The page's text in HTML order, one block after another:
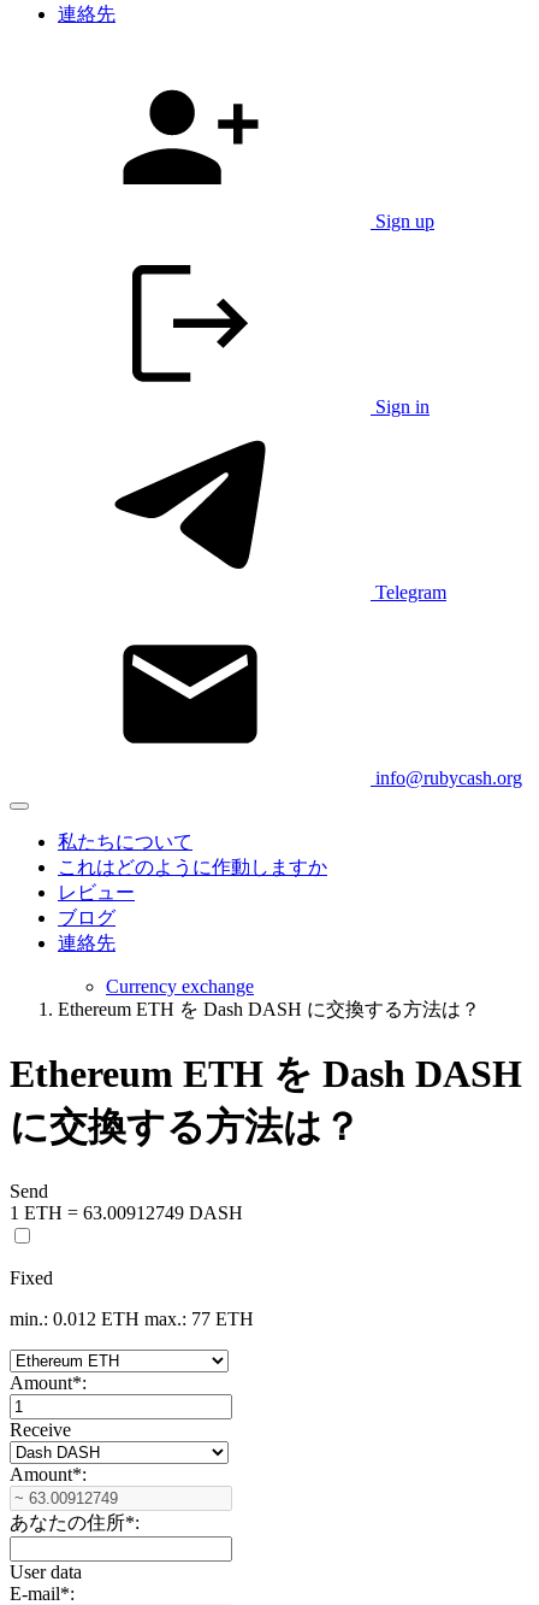
連絡先
Sign up
Sign in
Telegram
info@rubycash.org
私たちについて
これはどのように作動しますか
レビュー
ブログ
連絡先
Currency exchange
Ethereum ETH を Dash DASH に交換する方法は？
Ethereum ETH を Dash DASH
に交換する方法は？
Send
1 ETH = 63.00912749 DASH
Fixed
min.: 0.012 ETH max.: 77 ETH
Amount*:
Receive
Amount*:
あなたの住所*:
User data
E-mail*: